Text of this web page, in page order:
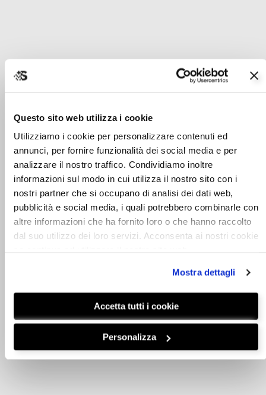
Questo sito web utilizza i cookie
Utilizziamo i cookie per personalizzare contenuti ed
annunci, per fornire funzionalità dei social media e per
analizzare il nostro traffico. Condividiamo inoltre
informazioni sul modo in cui utilizza il nostro sito con i
nostri partner che si occupano di analisi dei dati web,
pubblicità e social media, i quali potrebbero combinarle con
altre informazioni che ha fornito loro o che hanno raccolto
dal suo utilizzo dei loro servizi. Acconsenta ai nostri cookie
Mostra dettagli
Accetta tutti i cookie
Personalizza